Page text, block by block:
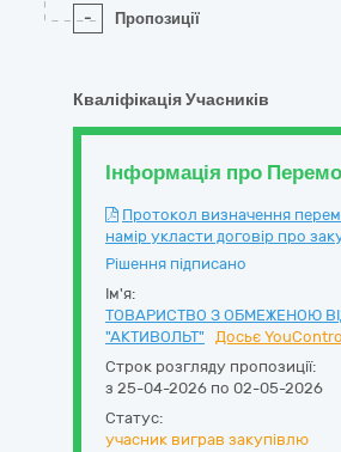
- Пропозиції
Кваліфікація Учасників
Інформація про
Протокол визначення
намір укласти договір про
Рішення підписано
Ім'я:
ТОВАРИСТВО З ОБМЕЖЕНОЮ
"АКТИВОЛЬТ"
Досьє
Строк розгляду пропозиції:
з 25-04-2026 по 02-05-2026
Статус:
учасник виграв закупівлю